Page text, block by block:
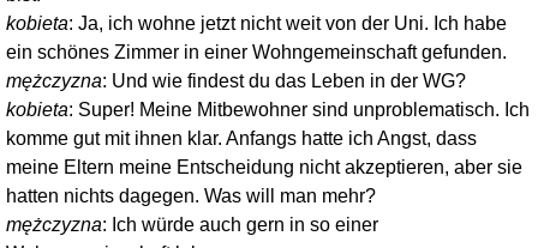
kobieta: Ja, ich wohne jetzt nicht weit von der Uni. Ich habe
ein schönes Zimmer in einer Wohngemeinschaft gefunden.
mężczyzna: Und wie findest du das Leben in der WG?
kobieta: Super! Meine Mitbewohner sind unproblematisch. Ich
komme gut mit ihnen klar. Anfangs hatte ich Angst, dass
meine Eltern meine Entscheidung nicht akzeptieren, aber sie
hatten nichts dagegen. Was will man mehr?
mężczyzna: Ich würde auch gern in so einer